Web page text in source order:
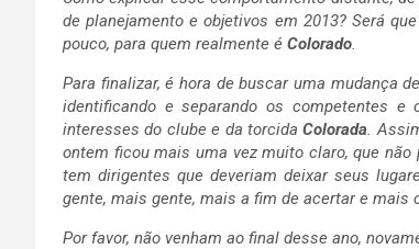
de planejamento e objetivos em 2013? Será
pouco, para quem realmente é Colorado.
Para finalizar, é hora de buscar uma mudança
identificando e separando os competentes e
interesses do clube e da torcidaColorada.
ontem ficou mais uma vez muito claro, que
tem dirigentes que deveriam deixar seus
gente, mais gente, mais a fim de acertar e mais
Por favor, não venham ao final desse ano,